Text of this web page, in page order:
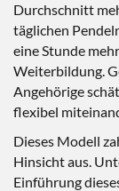
Durchschnitt
täglichen
eine Stunde
Weiterbildung.
Angehörige
flexibel
Dieses Modell
Hinsicht aus.
Einführung